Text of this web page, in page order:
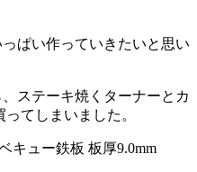
ぱい作っていきたいと思い
ステーキ焼くターナーとカ
てしまいました。
キュー鉄板 板厚9.0mm